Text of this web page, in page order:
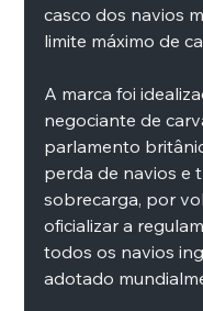
casco dos navios
limite máximo de
A marca foi
negociante de
parlamento
perda de navios e
sobrecarga, por
oficializar a
todos os navios
adotado